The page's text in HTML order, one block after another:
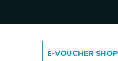
E-VOUCHER SHOP